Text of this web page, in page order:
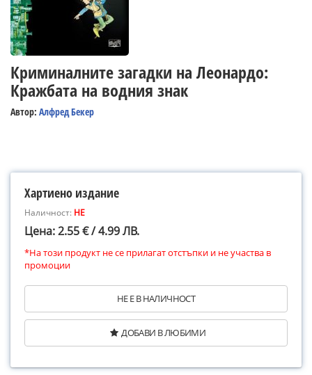
Криминалните загадки на Леонардо:
Кражбата на водния знак
Автор: Алфред Бекер
Хартиено издание
Наличност: НЕ
Цена: 2.55 € / 4.99 ЛВ.
*На този продукт не се прилагат отстъпки и не участва в
промоции
НЕ Е В НАЛИЧНОСТ
ДОБАВИ В ЛЮБИМИ